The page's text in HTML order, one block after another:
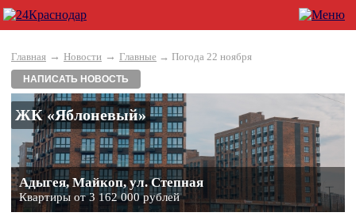
Главная → Новости → Главные → Погода 22 ноября
НАПИСАТЬ НОВОСТЬ
ЖК «Яблоневый»
Адыгея, Майкоп, ул. Степная
Квартиры от 3 162 000 рублей